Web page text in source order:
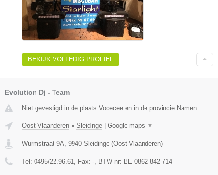
BEKIJK VOLLEDIG PROFIEL
Evolution Dj - Team
Niet gevestigd in de plaats Vodecee en in de provincie Namen.
Oost-Vlaanderen » Sleidinge Google maps ▼
Wurmstraat 9A 9940 Sleidinge (Oost-Vlaanderen)
Tel: 0495/22.96.61 , Fax: - , BTW-nr: BE 0862 842 714